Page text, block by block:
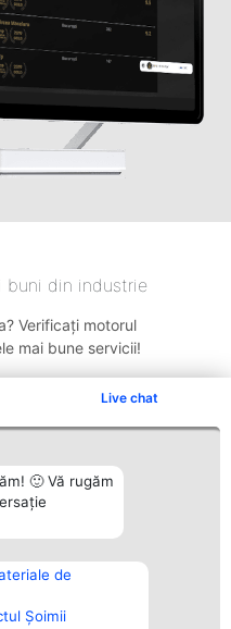
Live chat
🙂 Vă rugăm
de
Șoimii
buni din industrie
Verificați motorul
mai bune servicii!
Contact